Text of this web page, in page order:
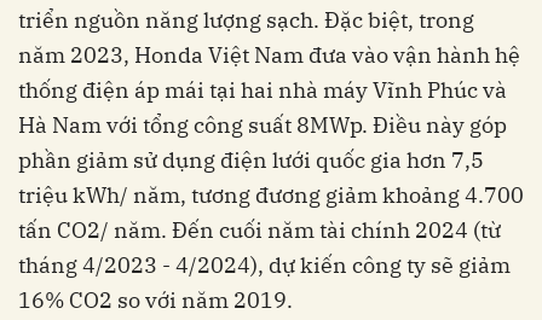
triển nguồn năng lượng sạch. Đặc biệt, trong
năm 2023, Honda Việt Nam đưa vào vận hành hệ
thống điện áp mái tại hai nhà máy Vĩnh Phúc và
Hà Nam với tổng công suất 8MWp. Điều này góp
phần giảm sử dụng điện lưới quốc gia hơn 7,5
triệu kWh/ năm, tương đương giảm khoảng 4.700
tấn CO2/ năm. Đến cuối năm tài chính 2024 (từ
tháng 4/2023 - 4/2024), dự kiến công ty sẽ giảm
16% CO2 so với năm 2019.